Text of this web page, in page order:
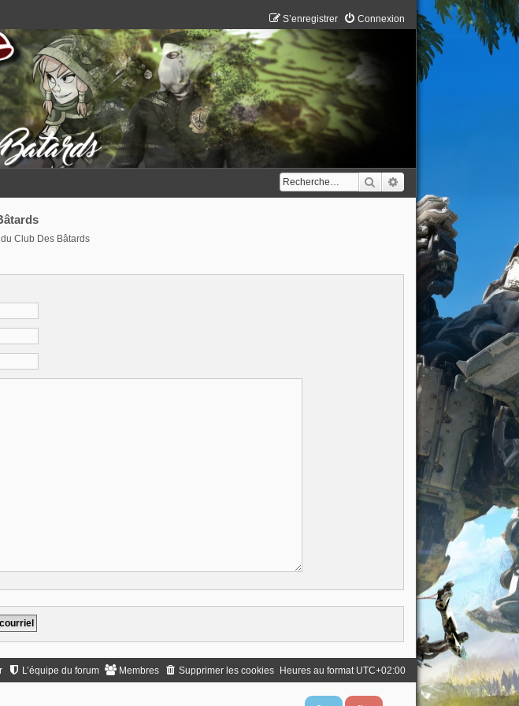
Connexion
S’enregistrer
Rechercher
Club Des Bâtards
Heures au format UTC+02:00
Supprimer les cookies
Membres
L’équipe du forum